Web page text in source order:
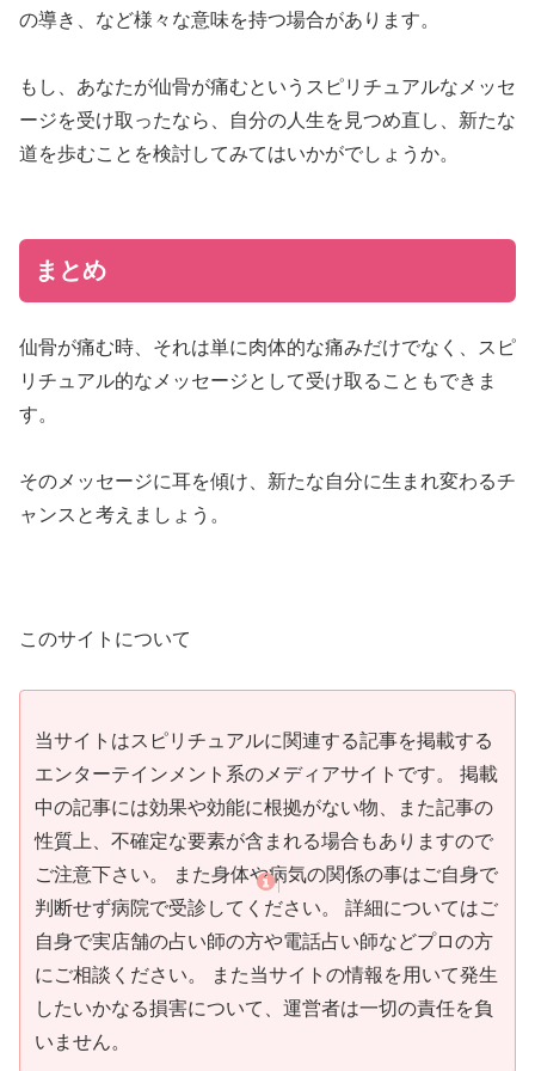
の導き、など様々な意味を持つ場合があります。
もし、あなたが仙骨が痛むというスピリチュアルなメッセ
ージを受け取ったなら、自分の人生を見つめ直し、新たな
道を歩むことを検討してみてはいかがでしょうか。
まとめ
仙骨が痛む時、それは単に肉体的な痛みだけでなく、スピ
リチュアル的なメッセージとして受け取ることもできま
す。
そのメッセージに耳を傾け、新たな自分に生まれ変わるチ
ャンスと考えましょう。
このサイトについて
当サイトはスピリチュアルに関連する記事を掲載する
エンターテインメント系のメディアサイトです。 掲載
中の記事には効果や効能に根拠がない物、また記事の
性質上、不確定な要素が含まれる場合もありますので
ご注意下さい。 また身体や病気の関係の事はご自身で
判断せず病院で受診してください。 詳細についてはご
自身で実店舗の占い師の方や電話占い師などプロの方
にご相談ください。 また当サイトの情報を用いて発生
したいかなる損害について、運営者は一切の責任を負
いません。